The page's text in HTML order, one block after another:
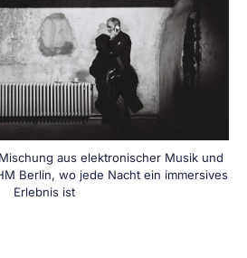
aus elektronischer Musik und
Berlin, wo jede Nacht ein immersives
Erlebnis ist